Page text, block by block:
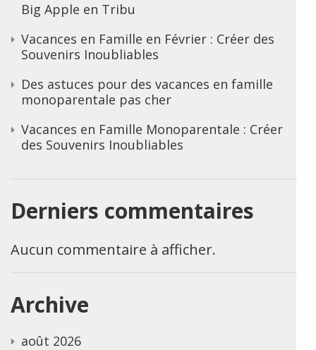
Big Apple en Tribu
Vacances en Famille en Février : Créer des
Souvenirs Inoubliables
Des astuces pour des vacances en famille
monoparentale pas cher
Vacances en Famille Monoparentale : Créer
des Souvenirs Inoubliables
Derniers commentaires
Aucun commentaire à afficher.
Archive
août 2026